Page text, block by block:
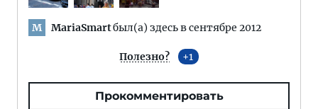
M MariaSmartбыл(а) здесь в сентябре 2012
Полезно? 1
Прокомментировать